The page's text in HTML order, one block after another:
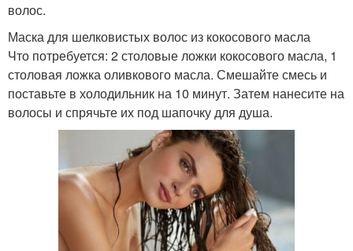
волос.
Маска для шелковистых волос из кокосового масла
Что потребуется: 2 столовые ложки кокосового масла, 1
столовая ложка оливкового масла. Смешайте смесь и
поставьте в холодильник на 10 минут. Затем нанесите на
волосы и спрячьте их под шапочку для душа.